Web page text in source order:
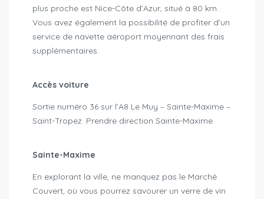
plus proche est Nice-Côte d’Azur, situé à 80 km.
Vous avez également la possibilité de profiter d’un
service de navette aéroport moyennant des frais
supplémentaires.
Accès voiture
Sortie numéro 36 sur l’A8 Le Muy – Sainte-Maxime –
Saint-Tropez. Prendre direction Sainte-Maxime
Sainte-Maxime
En explorant la ville, ne manquez pas le Marché
Couvert, où vous pourrez savourer un verre de vin